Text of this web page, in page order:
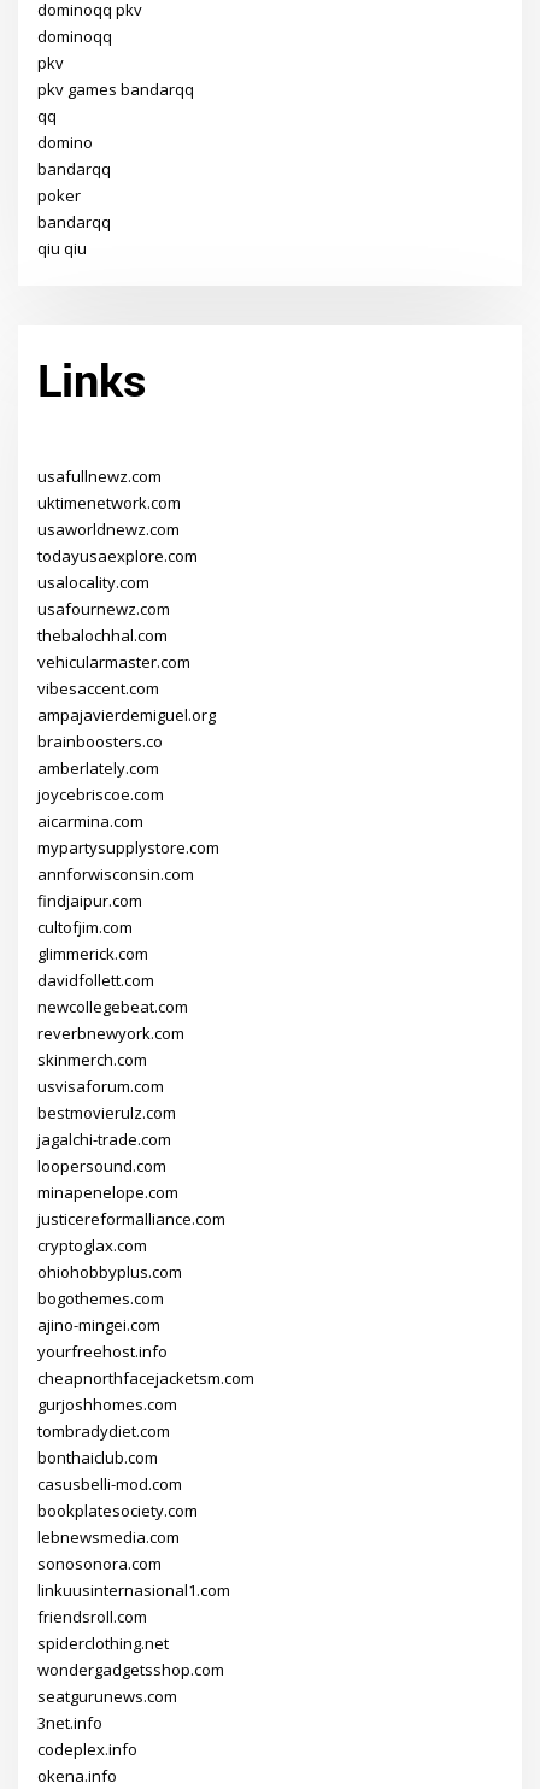
dominoqq pkv
dominoqq
pkv
pkv games bandarqq
qq
domino
bandarqq
poker
bandarqq
qiu qiu
Links
usafullnewz.com
uktimenetwork.com
usaworldnewz.com
todayusaexplore.com
usalocality.com
usafournewz.com
thebalochhal.com
vehicularmaster.com
vibesaccent.com
ampajavierdemiguel.org
brainboosters.co
amberlately.com
joycebriscoe.com
aicarmina.com
mypartysupplystore.com
annforwisconsin.com
findjaipur.com
cultofjim.com
glimmerick.com
davidfollett.com
newcollegebeat.com
reverbnewyork.com
skinmerch.com
usvisaforum.com
bestmovierulz.com
jagalchi-trade.com
loopersound.com
minapenelope.com
justicereformalliance.com
cryptoglax.com
ohiohobbyplus.com
bogothemes.com
ajino-mingei.com
yourfreehost.info
cheapnorthfacejacketsm.com
gurjoshhomes.com
tombradydiet.com
bonthaiclub.com
casusbelli-mod.com
bookplatesociety.com
lebnewsmedia.com
sonosonora.com
linkuusinternasional1.com
friendsroll.com
spiderclothing.net
wondergadgetsshop.com
seatgurunews.com
3net.info
codeplex.info
okena.info